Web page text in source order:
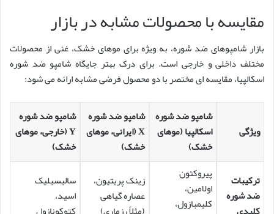
مقایسه با محصولات مشابه در بازار
بازار شامپوهای ضد شوره، به ویژه برای موهای خشک، غنی از محصولات
مختلف داخلی و خارجی است. برای درک بهتر جایگاه شامپو ضد شوره
اسکالپیا، مقایسه ای مختصر با دو محصول فرضی مشابه ارائه می شود:
ویژگی
شامپو ضد شوره
اسکالپیا (موهای
خشک)
شامپو ضد شوره
X (ایرانی، موهای
خشک)
شامپو ضد شوره
Y (خارجی، موهای
خشک)
ترکیبات
ضد شوره
پیروکتون
اولامین،
کلیمبازول،
زینک پریتیون،
عصاره گیاهی
سالیسیلیک
اسید،